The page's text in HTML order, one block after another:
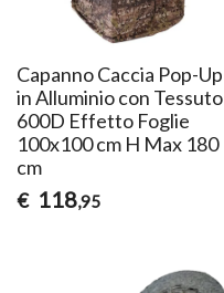
Capanno Caccia Pop-Up
in Alluminio con Tessuto
600D Effetto Foglie
100x100 cm H Max 180
cm
€ 118,95